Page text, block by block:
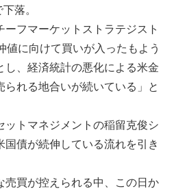
落。
フマーケットストラテジスト
値に向けて買いが入ったもよう
、経済統計の悪化による米金
れる地合いが続いている」と
トマネジメントの稲留克俊シ
債が続伸している流れを引き
売買が控えられる中、この日か